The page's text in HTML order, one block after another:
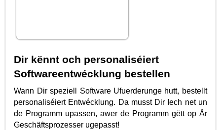
Dir kënnt och personaliséiert
Softwareentwécklung bestellen
Wann Dir speziell Software Ufuerderunge hutt, bestellt
personaliséiert Entwécklung. Da musst Dir Iech net un
de Programm upassen, awer de Programm gëtt op Är
Geschäftsprozesser ugepasst!